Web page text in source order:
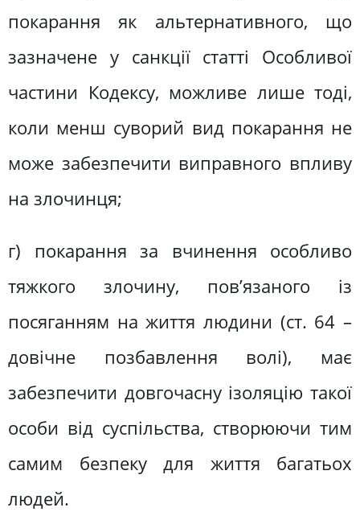
покарання як альтернативного, що
зазначене у санкції статті Особливої
частини Кодексу, можливе лише тоді,
коли менш суворий вид покарання не
може забезпечити виправного впливу
на злочинця;
г) покарання за вчинення особливо
тяжкого злочину, пов’язаного із
посяганням на життя людини (ст. 64 –
довічне позбавлення волі), має
забезпечити довгочасну ізоляцію такої
особи від суспільства, створюючи тим
самим безпеку для життя багатьох
людей.